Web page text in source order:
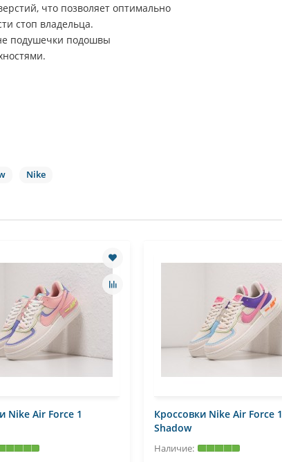
что позволяет оптимально
стоп владельца.
подушечки подошвы
Nike
Nike Air Force 1
Кроссовки Nike Air Force 1
Shadow